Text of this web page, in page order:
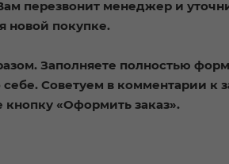
перезвонит менеджер и
новой покупке.
Заполняете полностью
Советуем в комментарии к
«Оформить заказ».